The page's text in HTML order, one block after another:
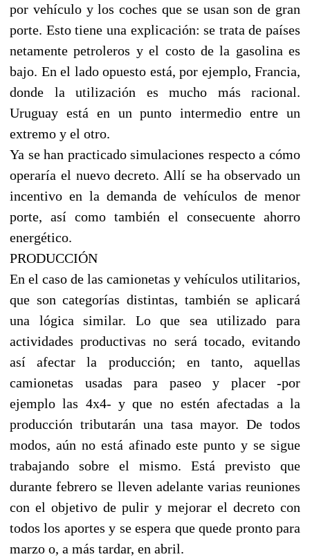
por vehículo y los coches que se usan son de gran
porte. Esto tiene una explicación: se trata de países
netamente petroleros y el costo de la gasolina es
bajo. En el lado opuesto está, por ejemplo, Francia,
donde la utilización es mucho más racional.
Uruguay está en un punto intermedio entre un
extremo y el otro.
Ya se han practicado simulaciones respecto a cómo
operaría el nuevo decreto. Allí se ha observado un
incentivo en la demanda de vehículos de menor
porte, así como también el consecuente ahorro
energético.
PRODUCCIÓN
En el caso de las camionetas y vehículos utilitarios,
que son categorías distintas, también se aplicará
una lógica similar. Lo que sea utilizado para
actividades productivas no será tocado, evitando
así afectar la producción; en tanto, aquellas
camionetas usadas para paseo y placer -por
ejemplo las 4x4- y que no estén afectadas a la
producción tributarán una tasa mayor. De todos
modos, aún no está afinado este punto y se sigue
trabajando sobre el mismo. Está previsto que
durante febrero se lleven adelante varias reuniones
con el objetivo de pulir y mejorar el decreto con
todos los aportes y se espera que quede pronto para
marzo o, a más tardar, en abril.